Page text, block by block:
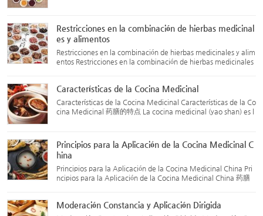
Restricciones en la combinación de hierbas medicinal
es y alimentos
Restricciones en la combinación de hierbas medicinales y alim
entos Restricciones en la combinación de hierbas medicinales
i...
Características de la Cocina Medicinal
Características de la Cocina Medicinal Características de la Co
cina Medicinal 药膳的特点 La cocina medicinal (yao shan) es l
c...
Principios para la Aplicación de la Cocina Medicinal C
hina
Principios para la Aplicación de la Cocina Medicinal China Pri
ncipios para la Aplicación de la Cocina Medicinal China 药膳
Moderación Constancia y Aplicación Dirigida